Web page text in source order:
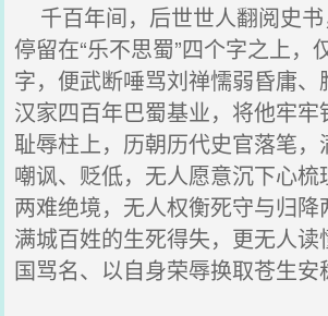
千百年间，后世世人翻阅史书
停留在“乐不思蜀”四个字之上，
字，便武断唾骂刘禅懦弱昏庸、
汉家四百年巴蜀基业，将他牢牢
耻辱柱上，历朝历代史官落笔，
嘲讽、贬低，无人愿意沉下心梳
两难绝境，无人权衡死守与归降
满城百姓的生死得失，更无人读
国骂名、以自身荣辱换取苍生安